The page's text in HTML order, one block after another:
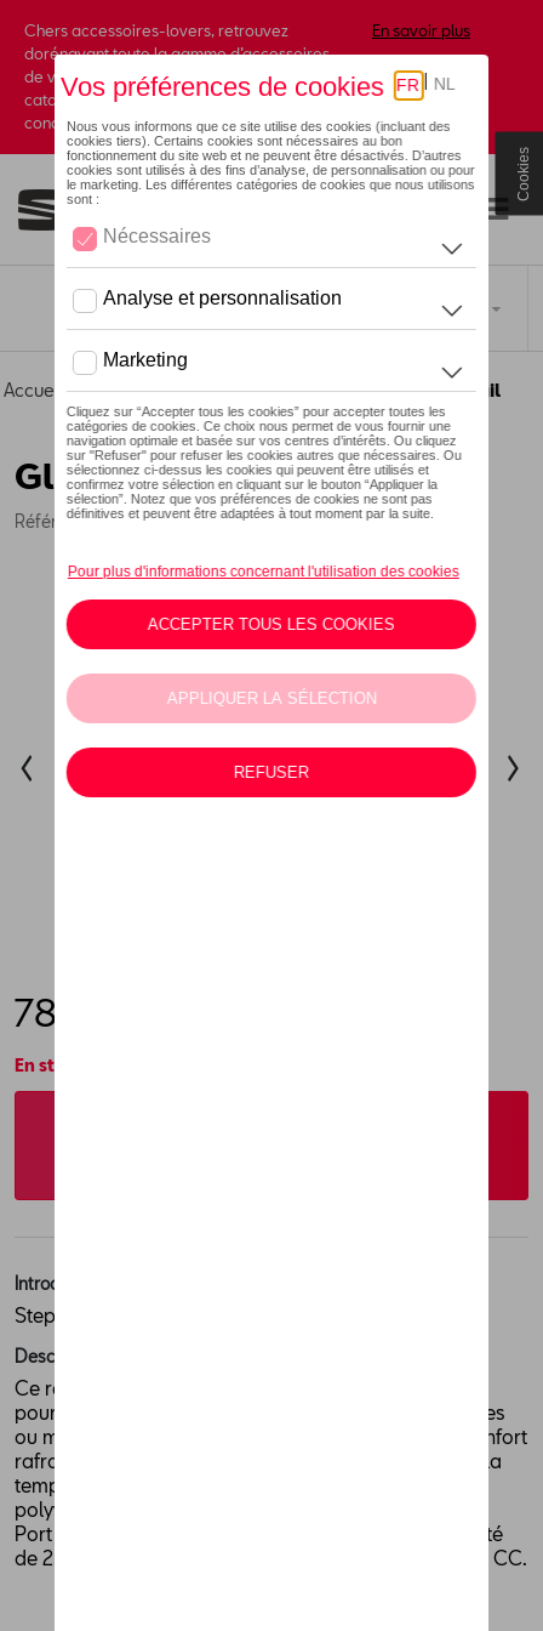
Chers accessoires-lovers, retrouvez
dorénavant toute la gamme d’accessoires
de votre marque préférée sous forme de
catalogue à commander auprès de votre
concessionaire.
En savoir plus
Accueil >Catalogue SEAT >Camping >Intérieur > Détail
Glacière Coolfun SCT 26
Référence: DMT9600000485
78,99 €
En stock
Introduction
Step into the dometic world
Description
Ce refroidisseur thermoélectrique de qualité est idéal
pour les trajets en voiture, le camping, les pique-niques
ou même au bureau. Pratique et portable pour un confort
rafraîchissant ! Refroidit jusqu'à 18 °C en dessous de la
température ambiante. La poignée de transport
polyvalente sert à soutenir ou verrouiller le couvercle.
Port USB pour charger les appareils mobiles. Capacité
de 25 l pouvant contenir des bouteilles de 2 l. 12/24 V CC.
Cookies